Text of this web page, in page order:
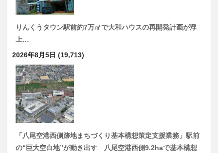
りんくうタウン駅前約7万㎡で大和ハウスの再開発計画が浮
上…
2026年8月5日 (19,713)
「八尾空港西側跡地まちづくり基本構想策定支援業務」駅前
の“巨大空白地”が動き出す 八尾空港西側9.2haで基本構想